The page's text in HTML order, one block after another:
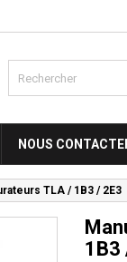
NOUS
TLA / 1B3 / 2E3
1B3